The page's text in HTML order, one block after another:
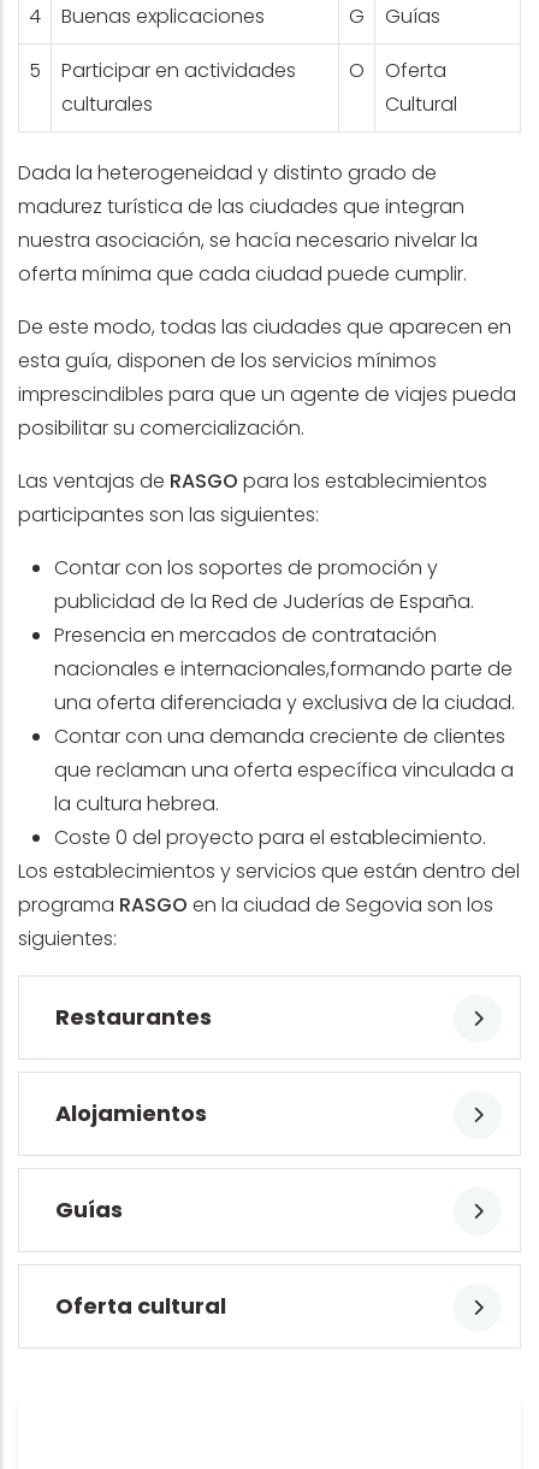
4
Buenas explicaciones G
Guías
5
Participar en actividades
culturales
O
Oferta
Cultural
Dada la heterogeneidad y distinto grado de
madurez turística de las ciudades que integran
nuestra asociación, se hacía necesario nivelar la
oferta mínima que cada ciudad puede cumplir.
De este modo, todas las ciudades que aparecen en
esta guía, disponen de los servicios mínimos
imprescindibles para que un agente de viajes pueda
posibilitar su comercialización.
Las ventajas de RASGO para los establecimientos
participantes son las siguientes:
Contar con los soportes de promoción y
publicidad de la Red de Juderías de España.
Presencia en mercados de contratación
nacionales e internacionales,formando parte de
una oferta diferenciada y exclusiva de la ciudad.
Contar con una demanda creciente de clientes
que reclaman una oferta específica vinculada a
la cultura hebrea.
Coste 0 del proyecto para el establecimiento.
Los establecimientos y servicios que están dentro del
programa RASGO en la ciudad de Segovia son los
siguientes:
Restaurantes
Alojamientos
Guías
Oferta cultural